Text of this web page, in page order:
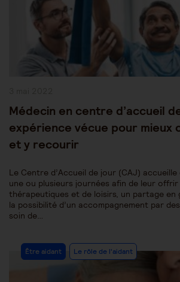
Médecin en centre d’accueil
expérience vécue pour mieux
et y recourir
Le Centre d’Accueil de jour (CAJ)
une ou plusieurs journées afin de leur
thérapeutiques et de loisirs, un partage en
la possibilité d’un accompagnement par
soin de…
Post
Category:
Être aidant Le rôle de l'aidant